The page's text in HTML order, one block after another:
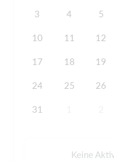
3 4 5
10 11 12
17 18 19
24 25 26
31
Keine